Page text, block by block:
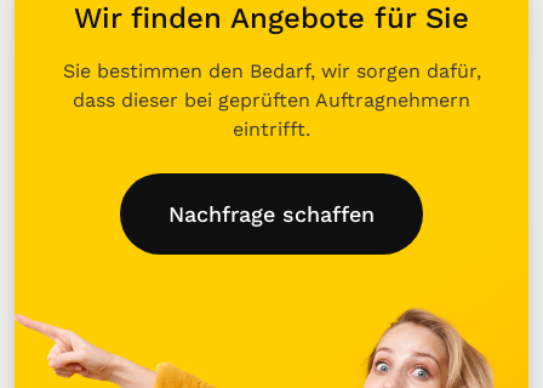
Wir finden Angebote für Sie
Sie bestimmen den Bedarf, wir sorgen dafür,
dass dieser bei geprüften Auftragnehmern
eintrifft.
Nachfrage schaffen